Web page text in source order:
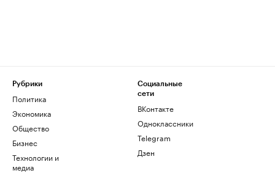
Рубрики
Политика
Экономика
Общество
Бизнес
Технологии и
медиа
Социальные
сети
ВКонтакте
Одноклассники
Telegram
Дзен